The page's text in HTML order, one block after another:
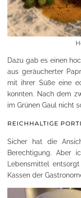
Dazu gab es einen
aus geräucherter
mit ihrer Süße eine
konnten. Nach dem
im Grünen Gaul nicht
REICHHALTIGE
Sicher hat die
Berechtigung. Aber
Lebensmittel
Kassen der